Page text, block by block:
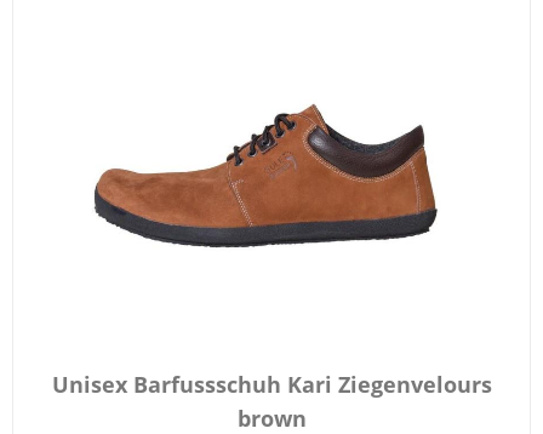
Unisex Barfussschuh Kari Ziegenvelours
brown